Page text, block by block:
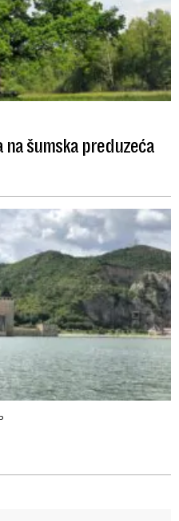
na šumska preduzeća